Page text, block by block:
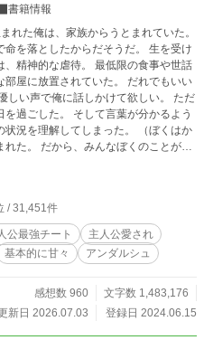
書籍情報
れた俺は、家族からうとまれていた。
命を落としたからだそうだ。 生を受け
、精神的な虐待。 最低限の食事や世話
置されていた。 だれでもいい
しい声で俺に話しかけて欲しい。 ただ
して言葉が分かるよう
理解してしまった。 （ぼくはか
れた。 だから、みんなぼくのことがき
いんだ） わずかに縋ってい
記憶が蘇ったんだ。 「いやい
爵や兄たちが後悔した
は新たな家族ができた。俺の叔父ゲイ
い最高のお父様！ 俺は血のつながっ
せになる！ ★注意★ 初の作品
。 ひたすら主人公かわいいです。苦手
想などコメント、イイネ、エール頂け
/ 31,451件
公最強チート
主人公愛され
基本的に甘々 アンダルシュ
感想数 960
文字数 1,483,176
新日 2026.07.03
登録日 2024.06.15